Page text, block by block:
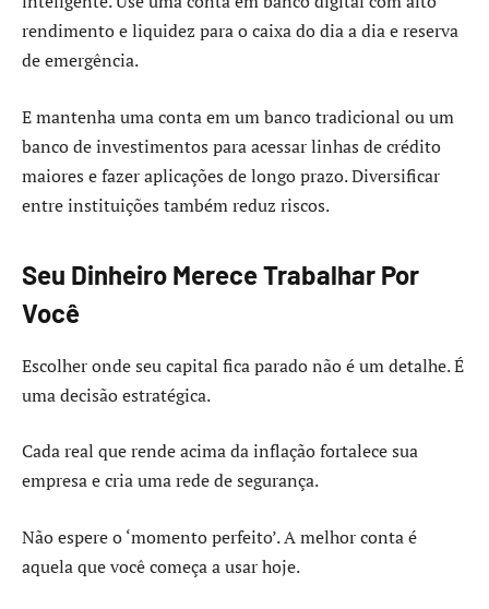
rendimento e liquidez para o caixa do dia a dia e reserva
de emergência.
E mantenha uma conta em um banco tradicional ou um
banco de investimentos para acessar linhas de crédito
maiores e fazer aplicações de longo prazo. Diversificar
entre instituições também reduz riscos.
Seu Dinheiro Merece Trabalhar Por
Você
Escolher onde seu capital fica parado não é um detalhe. É
uma decisão estratégica.
Cada real que rende acima da inflação fortalece sua
empresa e cria uma rede de segurança.
Não espere o ‘momento perfeito’. A melhor conta é
aquela que você começa a usar hoje.